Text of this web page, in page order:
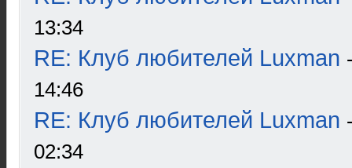
13:34
RE: Клуб любителей Luxman
14:46
RE: Клуб любителей Luxman
02:34